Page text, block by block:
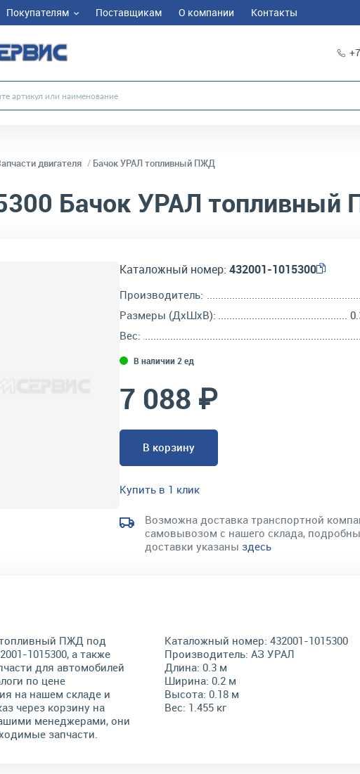
Покупателям Поставщикам О компании Контакты
двигателя Бачок УРАЛ топливный ПЖД
Бачок УРАЛ топливный
Каталожный номер: 432001-1015300
Производитель:
Размеры (ДхШхВ):
Вес:
В наличии 2 ед
7 088 ₽
В корзину
Купить в 1 клик
Возможна доставка транспортной
самовывозом с нашего склада,
доставки указаны здесь
ПЖД под
1015300, а также
для автомобилей
по цене
на нашем складе и
через корзину на
менеджерами, они
запчасти.
Каталожный номер: 432001-1015300
Производитель: АЗ УРАЛ
Длина: 0.3 м
Ширина: 0.2 м
Высота: 0.18 м
Вес: 1.455 кг